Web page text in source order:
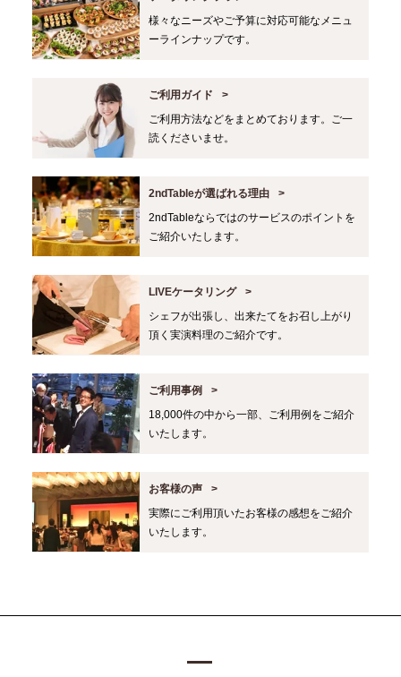
様々なニーズやご予算に対応可能なメニュ
ーラインナップです。
ご利用ガイド
ご利用方法などをまとめております。ご一
読くださいませ。
2ndTableが選ばれる理由
2ndTableならではのサービスのポイントを
ご紹介いたします。
LIVEケータリング
シェフが出張し、出来たてをお召し上がり
頂く実演料理のご紹介です。
ご利用事例
18,000件の中から一部、ご利用例をご紹介
いたします。
お客様の声
実際にご利用頂いたお客様の感想をご紹介
いたします。